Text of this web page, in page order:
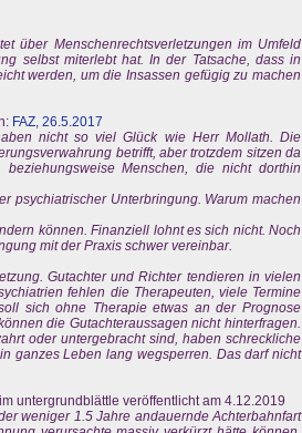
über Menschenrechtsverletzungen im Umfeld
selbst miterlebt hat. In der Tatsache, dass in
werden, um die Insassen gefügig zu machen
FAZ, 26.5.2017
nicht so viel Glück wie Herr Mollath. Die
betrifft, aber trotzdem sitzen da
Menschen, die nicht dorthin
psychiatrischer Unterbringung. Warum machen
können. Finanziell lohnt es sich nicht. Noch
mit der Praxis schwer vereinbar.
Gutachter und Richter tendieren in vielen
fehlen die Therapeuten, viele Termine
sich ohne Therapie etwas an der Prognose
die Gutachteraussagen nicht hinterfragen.
oder untergebracht sind, haben schreckliche
ganzes Leben lang wegsperren. Das darf nicht
untergrundblättle veröffentlicht am 4.12.2019
weniger 1.5 Jahre andauernde Achterbahnfart